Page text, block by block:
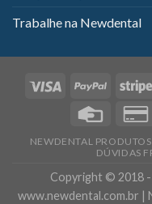
Trabalhe na Newdental
NEWDENTAL
DÚVIDAS
Copyright © 2018
www.newdental.com.br